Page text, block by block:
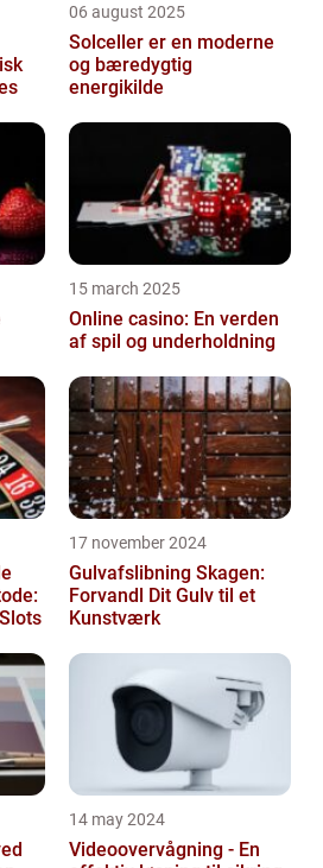
06 august 2025
Solceller er en moderne
og bæredygtig
energikilde
15 march 2025
Online casino: En verden
af spil og underholdning
17 november 2024
Gulvafslibning Skagen:
Forvandl Dit Gulv til et
Kunstværk
14 may 2024
Videoovervågning - En